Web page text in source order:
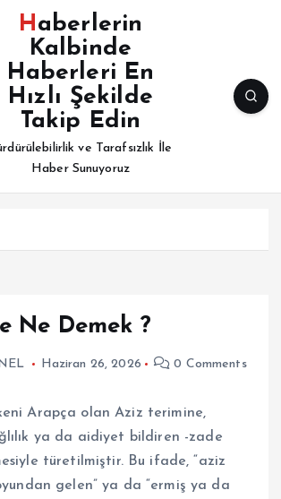
Haberlerin
Kalbinde
Haberleri En
Hızlı Şekilde
Takip Edin
ve Tarafsızlık İle
Haber Sunuyoruz
Ne Demek ?
Haziran 26, 2026 0 Comments
Arapça olan Aziz terimine,
ya da aidiyet bildiren -zade
türetilmiştir. Bu ifade, “aziz
gelen” ya da “ermiş ya da